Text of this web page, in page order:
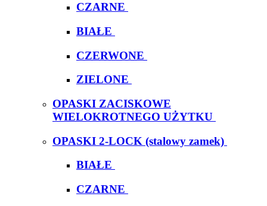
CZARNE
BIAŁE
CZERWONE
ZIELONE
OPASKI ZACISKOWE
WIELOKROTNEGO UŻYTKU
OPASKI 2-LOCK (stalowy zamek)
BIAŁE
CZARNE